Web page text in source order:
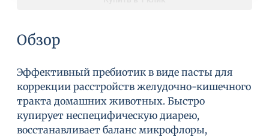
Обзор
Эффективный пребиотик в виде пасты для
коррекции расстройств желудочно-кишечного
тракта домашних животных. Быстро
купирует неспецифическую диарею,
восстанавливает баланс микрофлоры,